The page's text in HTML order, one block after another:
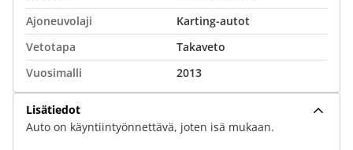
Ajoneuvolaji
Karting-autot
Vetotapa
Takaveto
Vuosimalli
2013
Lisätiedot
Auto on käyntiintyönnettävä, joten isä mukaan.